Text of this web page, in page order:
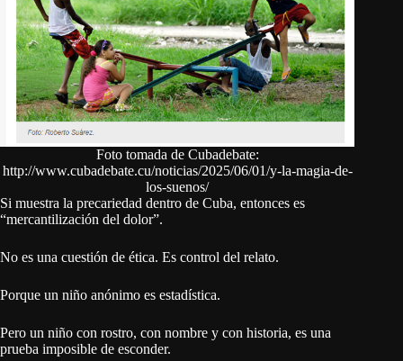
Foto tomada de Cubadebate:
http://www.cubadebate.cu/noticias/2025/06/01/y-la-magia-de-
los-suenos/
Si muestra la precariedad dentro de Cuba, entonces es
“mercantilización del dolor”.
No es una cuestión de ética. Es control del relato.
Porque un niño anónimo es estadística.
Pero un niño con rostro, con nombre y con historia, es una
prueba imposible de esconder.